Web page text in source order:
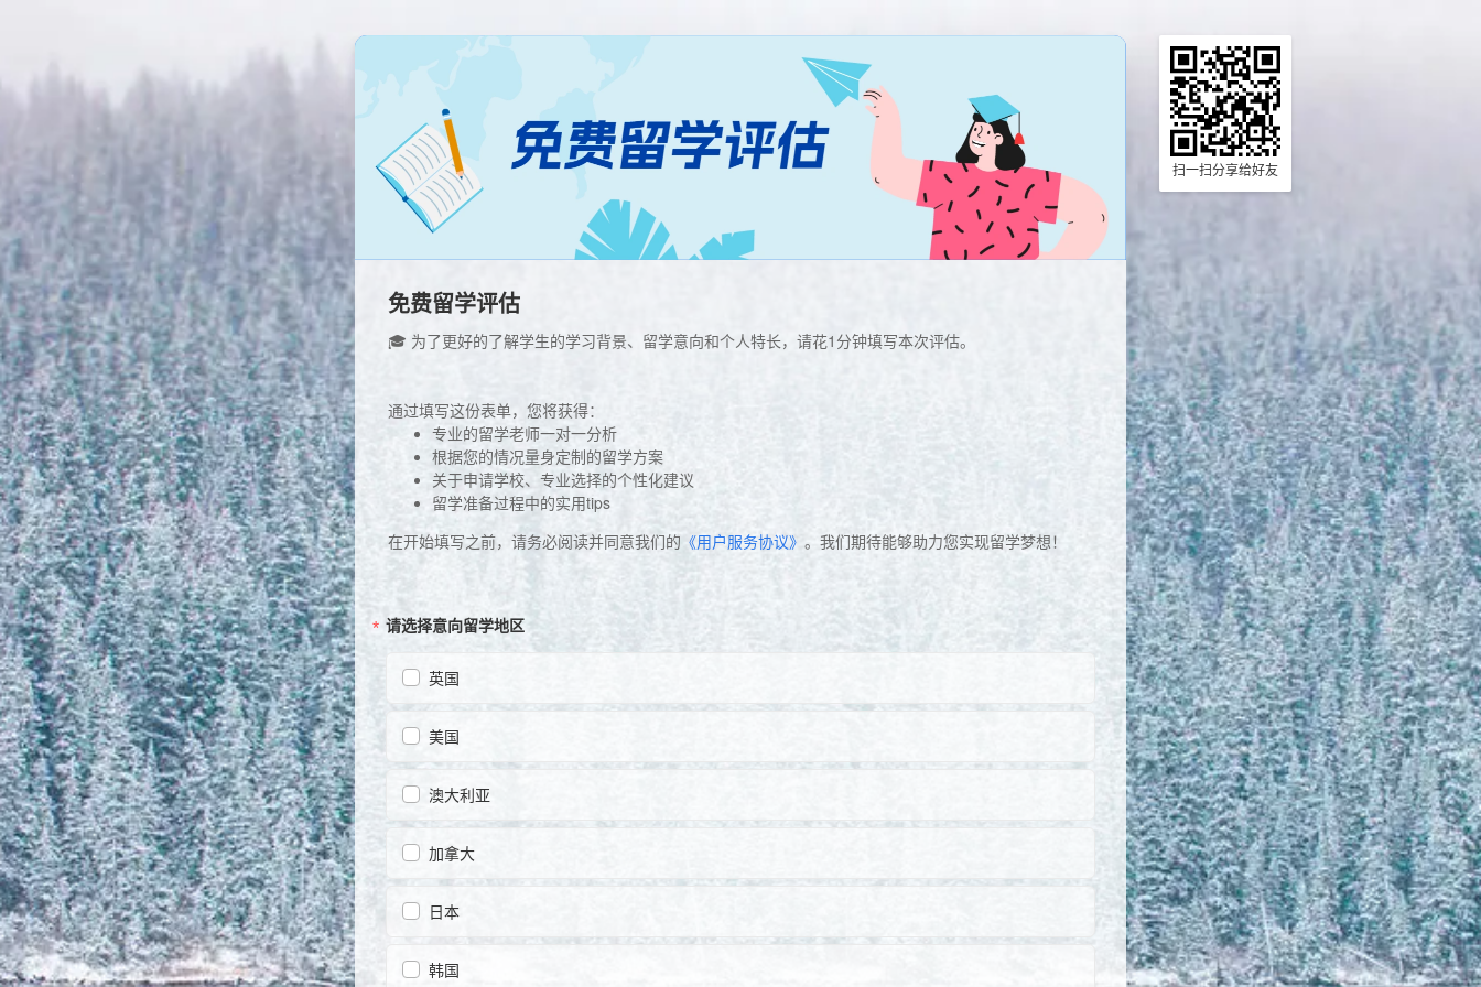
免费留学评估
🎓 为了更好的了解学生的学习背景、留学意向和个人特长，请花1分钟填写本次评估。
通过填写这份表单，您将获得：
专业的留学老师一对一分析
根据您的情况量身定制的留学方案
关于申请学校、专业选择的个性化建议
留学准备过程中的实用tips
在开始填写之前，请务必阅读并同意我们的 《用户服务协议》 。我们期待能够助力您实现留学梦想！
请选择意向留学地区
英国
美国
澳大利亚
加拿大
日本
韩国
扫一扫分享给好友